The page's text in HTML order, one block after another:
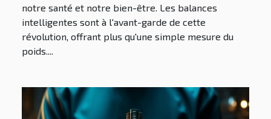
notre santé et notre bien-être. Les balances
intelligentes sont à l'avant-garde de cette
révolution, offrant plus qu'une simple mesure du
poids....